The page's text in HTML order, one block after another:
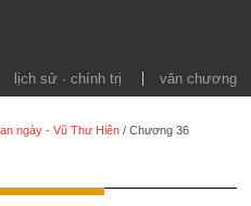
lịch sử · chính trị văn chương
ngày - Vũ Thư Hiên /Chương 36